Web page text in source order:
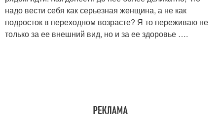
надо вести себя как серьезная женщина, а не как
подросток в переходном возрасте? Я то переживаю не
только за ее внешний вид, но и за ее здоровье ….